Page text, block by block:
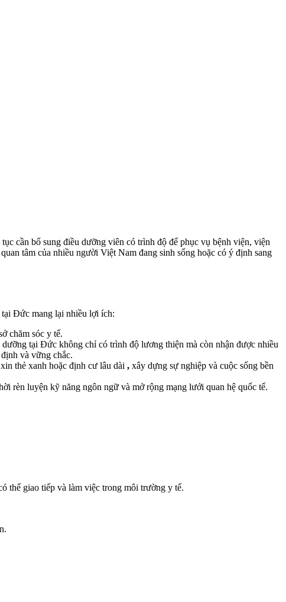
cần bổ sung điều dưỡng viên có trình độ để phục vụ bệnh viện, viện
tâm của nhiều người Việt Nam đang sinh sống hoặc có ý định sang
Đức mang lại nhiều lợi ích:
chăm sóc y tế.
tại Đức không chỉ có trình độ lương thiện mà còn nhận được nhiều
và vững chắc.
thẻ xanh hoặc định cư lâu dài , xây dựng sự nghiệp và cuộc sống bền
rèn luyện kỹ năng ngôn ngữ và mở rộng mạng lưới quan hệ quốc tế.
thể giao tiếp và làm việc trong môi trường y tế.